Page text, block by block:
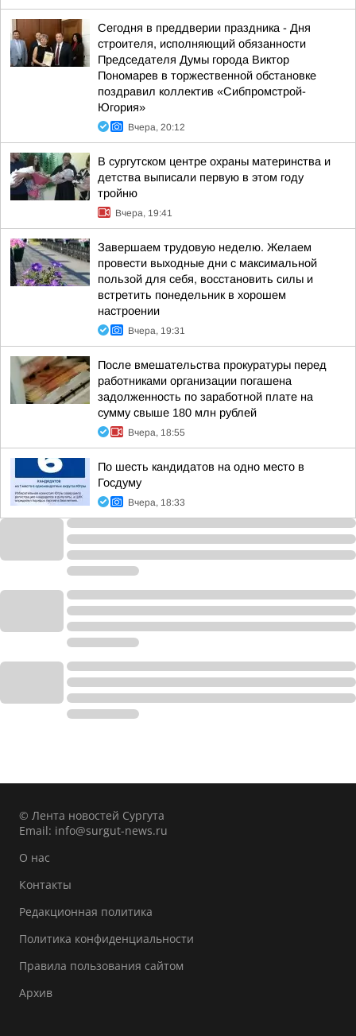
Сегодня в преддверии праздника - Дня
строителя, исполняющий обязанности
Председателя Думы города Виктор
Пономарев в торжественной обстановке
поздравил коллектив «Сибпромстрой-
Югория»
Вчера, 20:12
В сургутском центре охраны материнства и
детства выписали первую в этом году
тройню
Вчера, 19:41
Завершаем трудовую неделю. Желаем
провести выходные дни с максимальной
пользой для себя, восстановить силы и
встретить понедельник в хорошем
настроении
Вчера, 19:31
После вмешательства прокуратуры перед
работниками организации погашена
задолженность по заработной плате на
сумму свыше 180 млн рублей
Вчера, 18:55
По шесть кандидатов на одно место в
Госдуму
Вчера, 18:33
© Лента новостей Сургута
Email: info@surgut-news.ru
О нас
Контакты
Редакционная политика
Политика конфиденциальности
Правила пользования сайтом
Архив